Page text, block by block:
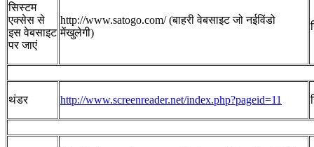
सिस्‍टम
एक्‍सेस से
इस वेबसाइट
पर जाएं
http://www.satogo.com/ (बाहरी वेबसाइट जो नईविंडो
मेंखुलेगी)
थंडर http://www.screenreader.net/index.php?pageid=11